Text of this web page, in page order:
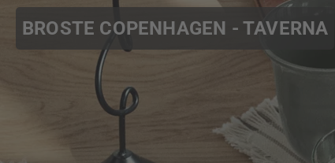
BROSTE COPENHAGEN - TAVERNA